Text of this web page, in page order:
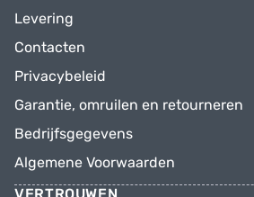
Levering
Contacten
Privacybeleid
Garantie, omruilen en retourneren
Bedrijfsgegevens
Algemene Voorwaarden